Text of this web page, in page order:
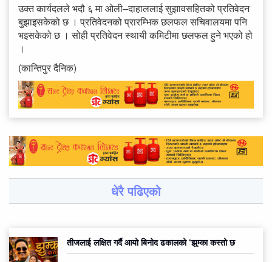
उक्त कार्यदलले भदौ ६ मा ओली–दाहाललाई सुझावसहितको प्रतिवेदन
बुझाइसकेको छ । प्रतिवेदनको प्रारम्भिक छलफल सचिवालयमा पनि
भइसकेको छ । सोही प्रतिवेदन स्थायी कमिटीमा छलफल हुने भएको हो
।
(कान्तिपुर दैनिक)
धेरै पढिएको
तीजलाई लक्षित गर्दै आयो बिनोद ढकालको ‘झुम्का कस्तो छ